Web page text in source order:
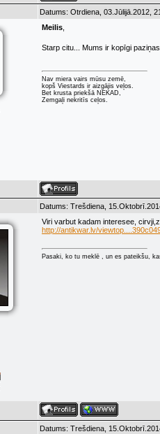
Datums: Otrdiena, 03.Jūlijā.2012,
Meilis
Starp citu... Mums ir kopīgi
Nav miera vairs mūsu zemē,
kopš Viestards ir aizgājis veļos.
Bet krusta priekšā NEKAD,
Zemgaļi nekritīs ceļos.
Datums: Trešdiena,
Viri varbut kadam interesee,
http://antikwar.lv/
Pasaki, ko tu meklē , un es pateikšu,
Datums: Trešdiena,